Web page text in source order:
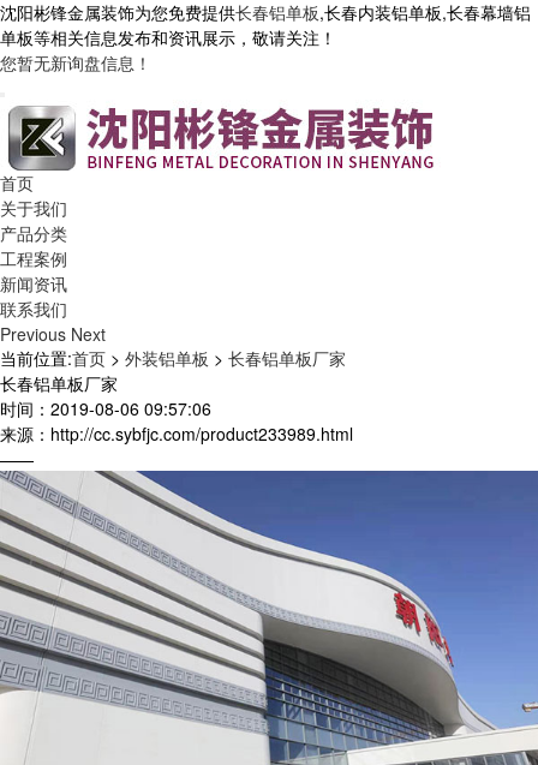
沈阳彬锋金属装饰为您免费提供长春铝单板,长春内装铝单板,长春幕墙铝
单板等相关信息发布和资讯展示，敬请关注！
您暂无新询盘信息！
首页
关于我们
产品分类
工程案例
新闻资讯
联系我们
Previous Next
当前位置:首页 > 外装铝单板 > 长春铝单板厂家
长春铝单板厂家
时间：2019-08-06 09:57:06
来源：http://cc.sybfjc.com/product233989.html
——